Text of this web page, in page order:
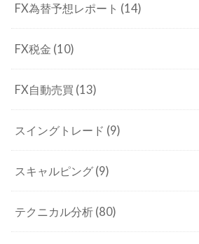
FX為替予想レポート (14)
FX税金 (10)
FX自動売買 (13)
スイングトレード (9)
スキャルピング (9)
テクニカル分析 (80)